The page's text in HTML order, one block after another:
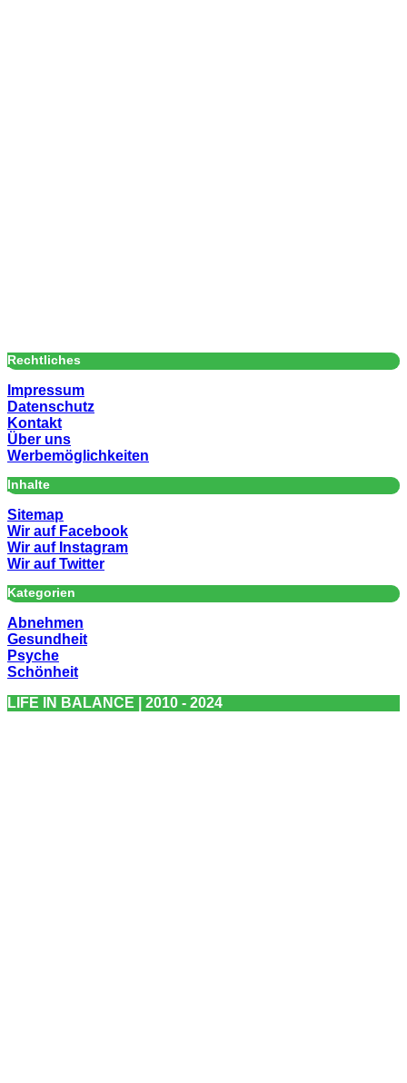
Rechtliches
Impressum
Datenschutz
Kontakt
Über uns
Werbemöglichkeiten
Inhalte
Sitemap
Wir auf Facebook
Wir auf Instagram
Wir auf Twitter
Kategorien
Abnehmen
Gesundheit
Psyche
Schönheit
LIFE IN BALANCE | 2010 - 2024